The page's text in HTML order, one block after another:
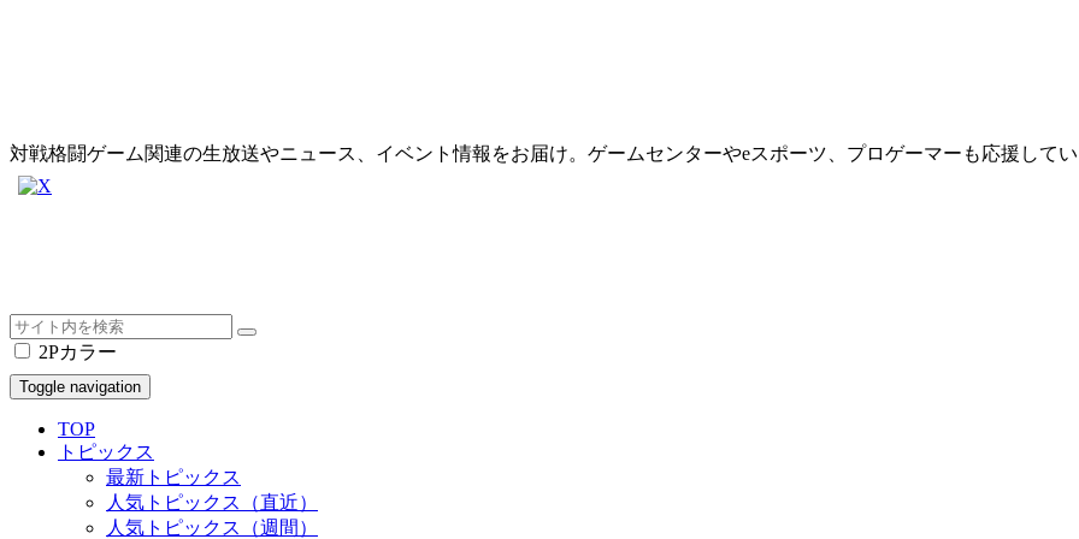
対戦格闘ゲーム関連の生放送やニュース、イベント情報をお届け。ゲームセンターやeスポーツ、プロゲーマーも応援して
2Pカラー
Toggle navigation
TOP
トピックス
最新トピックス
人気トピックス（直近）
人気トピックス（週間）